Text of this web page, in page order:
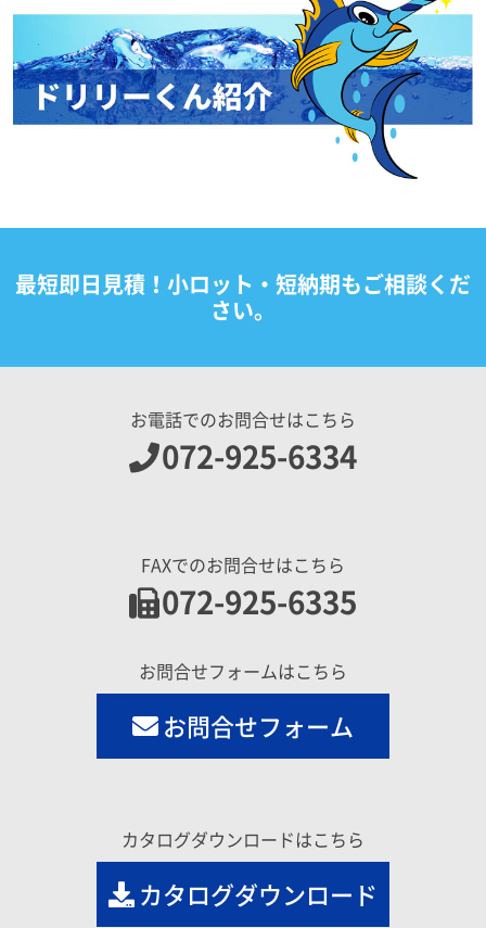
最短即日見積！小ロット・短納期もご相談くだ
さい。
お電話でのお問合せはこちら
072-925-6334
FAXでのお問合せはこちら
072-925-6335
お問合せフォームはこちら
お問合せフォーム
カタログダウンロードはこちら
カタログダウンロード